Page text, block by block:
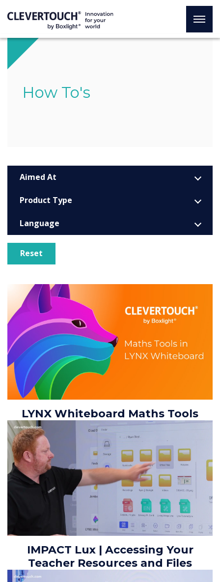
How To's
Aimed At
Product Type
Language
Reset
LYNX Whiteboard Maths Tools
IMPACT Lux | Accessing Your
Teacher Resources and Files